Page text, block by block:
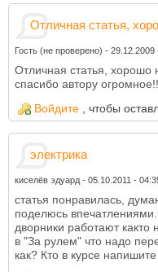
Отличная статья,
Гость (не проверено) - 29.12.2009
Отличная статья, хорошо
спасибо автору
Войдите
, чтобы
электрика
киселёв эдуард- 05.10.2011 -
статья понравилась,
поделюсь
дворники работают както
в "За рулем" что надо
как? Кто в курсе напишите